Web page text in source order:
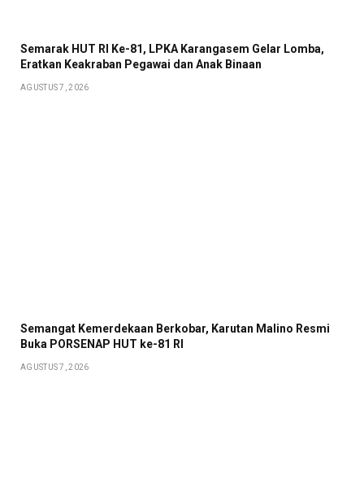
Semarak HUT RI Ke-81, LPKA Karangasem Gelar Lomba,
Eratkan Keakraban Pegawai dan Anak Binaan
AGUSTUS 7, 2026
Semangat Kemerdekaan Berkobar, Karutan Malino Resmi
Buka PORSENAP HUT ke-81 RI
AGUSTUS 7, 2026